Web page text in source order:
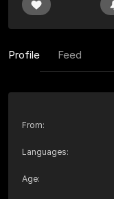
Profile Feed
From:
Languages:
Age: